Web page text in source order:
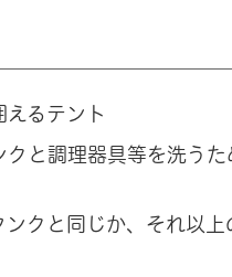
るテント
と調理器具等を洗う
クと同じか、それ以上